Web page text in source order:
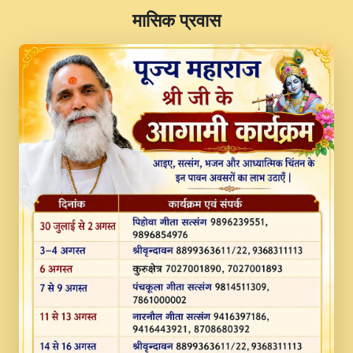
JINU SATGURU AAP BULAVE by Rasik
Pawan ji 20-11-19 Sankirtan At VEER JI
PRABHU KUTEER CHANNEL.mp3
Kina Sohna Tera Bhawan Sajaya Mata
Vaishno Devi Aarti Mata Rani Bhajan By
Lakhwinder Wadali Ji.mp3
MERE MANN VICH KANTH KALER
NEW PUNAJBI DEVOTIONAL SONG 2017
FULL VIDEO HD.mp3
Na To Roop Hai Bindu Ji Maharaj Pad - A
Divine Bhajan by Shri Indresh Ji
#BhaktiPath.mp3
Radha Rani Ki Kirpa Best Devotional
Song By Chitra Vichitra.mp3
​मासिक प्रवास